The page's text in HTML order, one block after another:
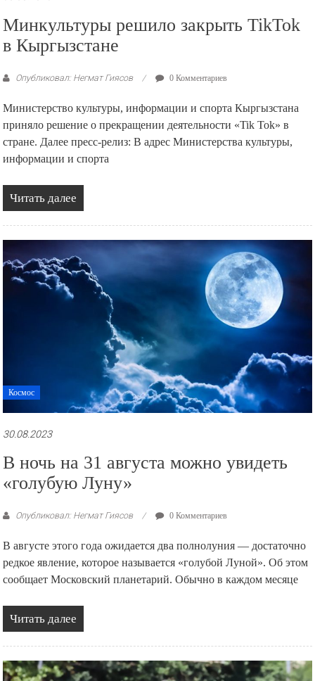
Минкультуры решило закрыть TikTok
в Кыргызстане
Опубликовал: Негмат Гиясов 0 Комментариев
Министерство культуры, информации и спорта Кыргызстана
приняло решение о прекращении деятельности «Tik Tok» в
стране. Далее пресс-релиз: В адрес Министерства культуры,
информации и спорта
Читать далее
Космос
30.08.2023
В ночь на 31 августа можно увидеть
«голубую Луну»
Опубликовал: Негмат Гиясов 0 Комментариев
В августе этого года ожидается два полнолуния — достаточно
редкое явление, которое называется «голубой Луной». Об этом
сообщает Московский планетарий. Обычно в каждом месяце
Читать далее